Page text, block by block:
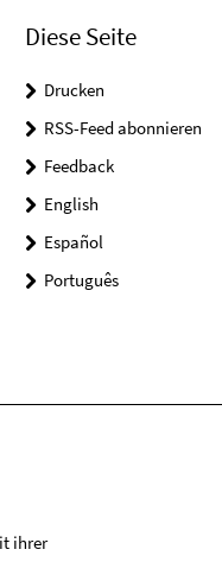
Diese Seite
Drucken
RSS-Feed abonnieren
Feedback
English
Español
Português
ihrer